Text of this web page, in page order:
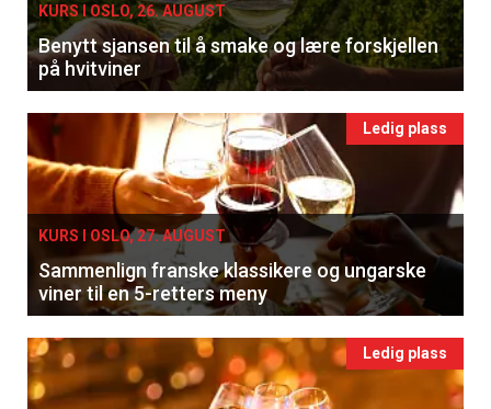
KURS I OSLO, 26. AUGUST
Benytt sjansen til å smake og lære forskjellen
på hvitviner
Ledig plass
KURS I OSLO, 27. AUGUST
Sammenlign franske klassikere og ungarske
viner til en 5-retters meny
Ledig plass